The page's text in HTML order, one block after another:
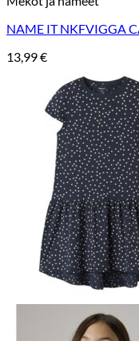
NAME IT NKFVIGGA
13,99€